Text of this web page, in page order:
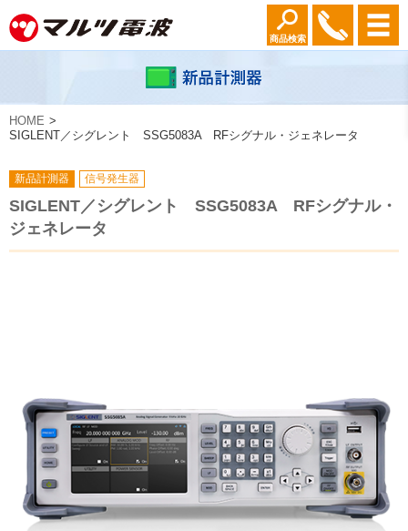
商品検索
HOME
SIGLENT／シグレント SSG5083A RFシグナル・ジェネレータ
新品計測器 信号発生器
SIGLENT／シグレント SSG5083A RFシグナル・
ジェネレータ